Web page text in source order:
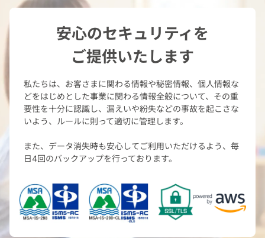
安心のセキュリティを
ご提供いたします
私たちは、お客さまに関わる情報や秘密情報、個人情報な
どをはじめとした事業に関わる情報全般について、その重
要性を十分に認識し、 漏えいや紛失などの事故を起こさな
いよう、ルールに則って適切に管理します。
また、データ消失時も安心してご利用いただけるよう、 毎
日4回のバックアップを行っております。